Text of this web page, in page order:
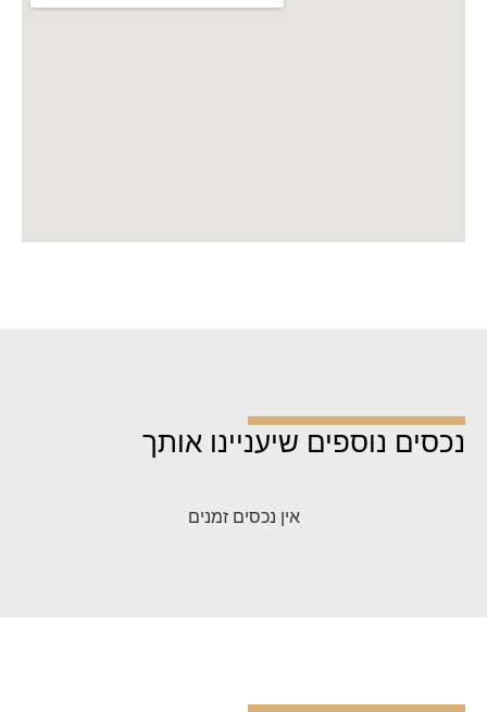
נכסים נוספים שיעניינו אותך
אין נכסים זמנים